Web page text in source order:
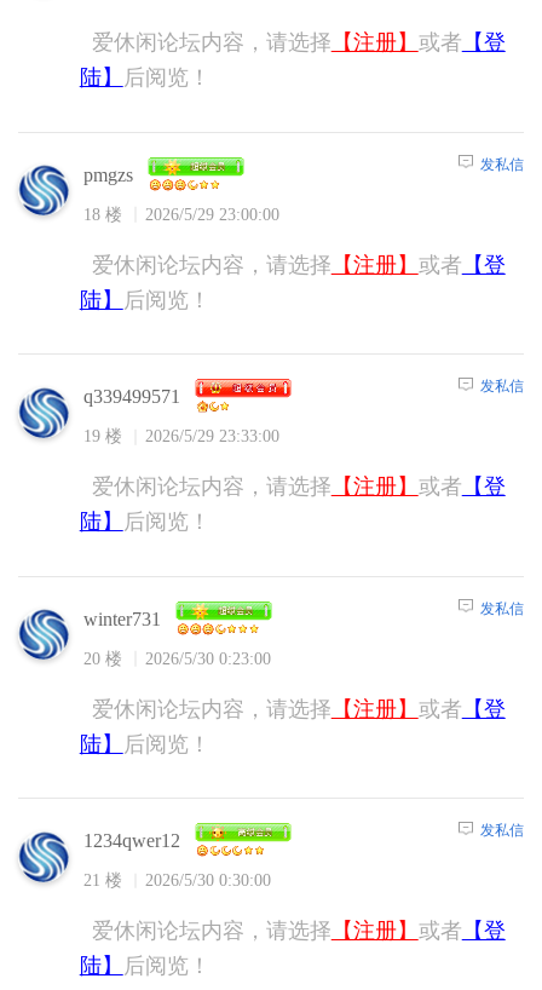
爱休闲论坛内容，请选择 【注册】 或者 【登
陆】
后阅览！
pmgzs
18 楼 2026/5/29 23:00:00
发私信
爱休闲论坛内容，请选择 【注册】 或者 【登
陆】
后阅览！
q339499571
19 楼 2026/5/29 23:33:00
发私信
爱休闲论坛内容，请选择 【注册】 或者 【登
陆】
后阅览！
winter731
20 楼 2026/5/30 0:23:00
发私信
爱休闲论坛内容，请选择 【注册】 或者 【登
陆】
后阅览！
1234qwer12
21 楼 2026/5/30 0:30:00
发私信
爱休闲论坛内容，请选择 【注册】 或者 【登
陆】
后阅览！